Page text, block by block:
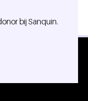
bij Sanquin.